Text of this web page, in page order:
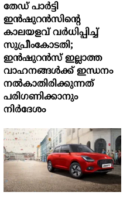
തേഡ് പാർട്ടി
ഇൻഷുറൻസിന്റെ
കാലയളവ് വർധിപ്പിച്ച്
സുപ്രീംകോടതി;
ഇൻഷുറൻസ് ഇല്ലാത്ത
വാഹനങ്ങൾക്ക് ഇന്ധനം
നൽകാതിരിക്കുന്നത്
പരിഗണിക്കാനും
നിർദേശം